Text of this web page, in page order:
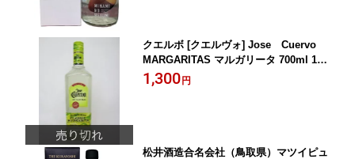
クエルボ [クエルヴォ] Jose Cuervo
MARGARITAS マルガリータ 700ml 18
度
1,300円
松井酒造合名会社（鳥取県）マツイピュ